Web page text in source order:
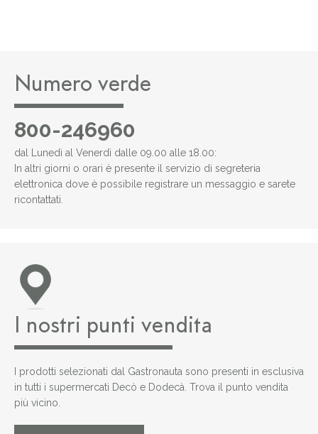
Numero verde
800-246960
dal Lunedì al Venerdì dalle 09.00 alle 18.00:
In altri giorni o orari è presente il servizio di segreteria
elettronica dove è possibile registrare un messaggio e sarete
ricontattati.
I nostri punti vendita
I prodotti selezionati dal Gastronauta sono presenti in esclusiva
in tutti i supermercati Decò e Dodecà. Trova il punto vendita
più vicino.